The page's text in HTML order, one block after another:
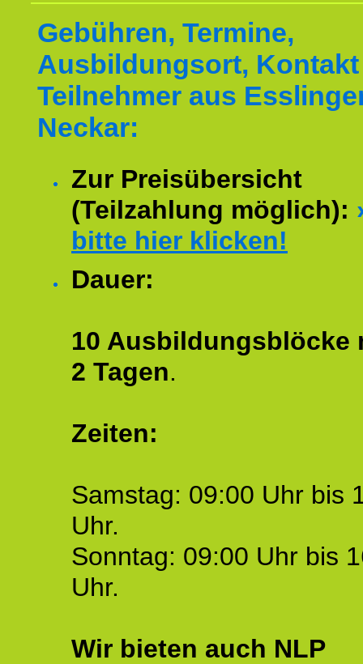
Gebühren, Termine,
Ausbildungsort,
Teilnehmer aus
Neckar:
Zur Preisübersicht
(Teilzahlung möglich):
bitte hier klicken!
Dauer:
10 Ausbildungsblöcke
2 Tagen.
Zeiten:
Samstag: 09:00 Uhr bis
Uhr.
Sonntag: 09:00 Uhr bis
Uhr.
Wir bieten auch NLP